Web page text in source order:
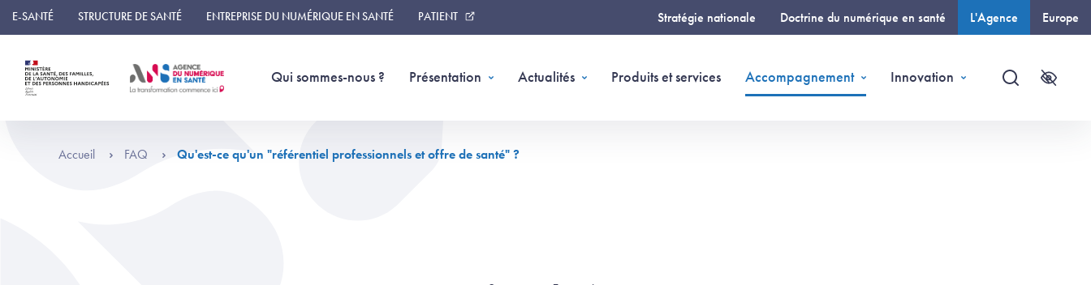
Panneau de gestion des cookies
E-SANTÉ STRUCTURE DE SANTÉ ENTREPRISE DU NUMÉRIQUE EN SANTÉ PATIENT Stratégie nationale Doctrine du numérique en santé L'Agence Europe
Qui sommes-nous ? Présentation Actualités Produits et services Accompagnement Innovation
Recherche
Accueil FAQ Qu'est-ce qu'un "référentiel professionnels et offre de santé" ?